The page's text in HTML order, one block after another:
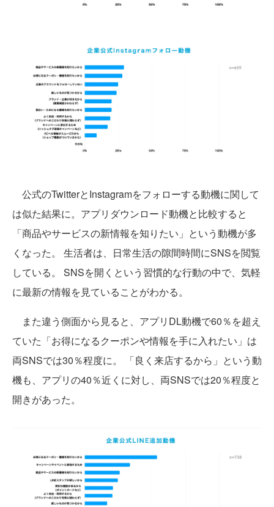
公式のTwitterとInstagramをフォローする動機に関して
は似た結果に。アプリダウンロード動機と比較すると
「商品やサービスの新情報を知りたい」という動機が多
くなった。 生活者は、日常生活の隙間時間にSNSを閲覧
している。 SNSを開くという習慣的な行動の中で、気軽
に最新の情報を見ていることがわかる。
また違う側面から見ると、アプリDL動機で60％を超え
ていた「お得になるクーポンや情報を手に入れたい」は
両SNSでは30％程度に。 「良く来店するから」という動
機も、アプリの40％近くに対し、両SNSでは20％程度と
開きがあった。